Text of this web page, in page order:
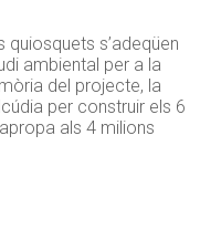
quiosquets s’adeqüen
ambiental per a la
del projecte, la
per construir els 6
als 4 milions